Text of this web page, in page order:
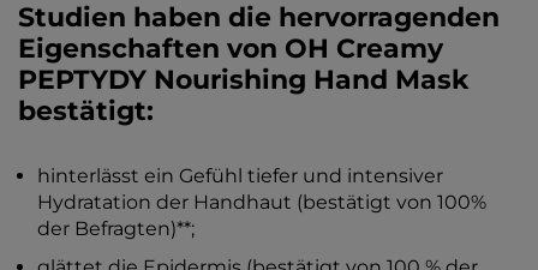
Studien haben die hervorragenden
Eigenschaften von OH Creamy
PEPTYDY Nourishing Hand Mask
bestätigt:
hinterlässt ein Gefühl tiefer und intensiver
Hydratation der Handhaut (bestätigt von 100%
der Befragten)**;